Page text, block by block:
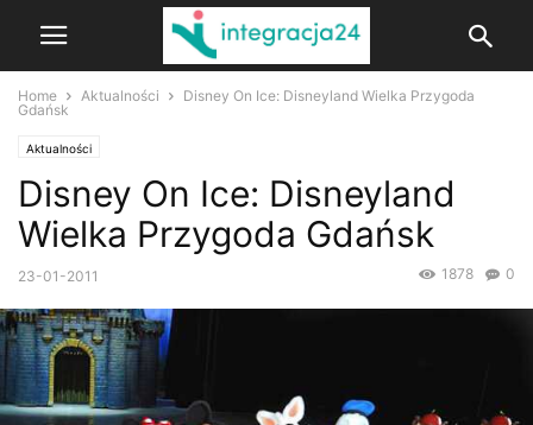
Home Aktualności
Disney On Ice: Disneyland Wielka Przygoda
Gdańsk
Aktualności
Disney On Ice: Disneyland
Wielka Przygoda Gdańsk
23-01-2011 0
1878